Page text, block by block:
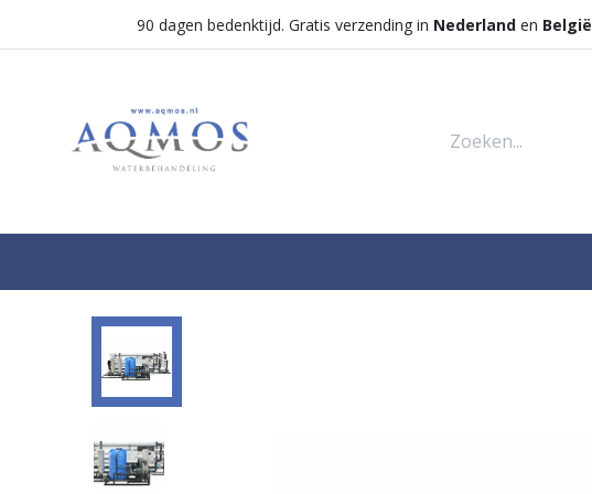
90 dagen bedenktijd. Gratis verzending in Nederlanden België